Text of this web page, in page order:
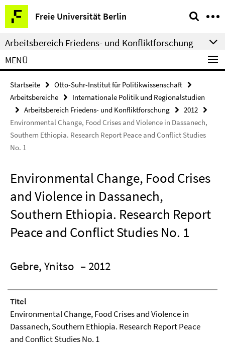
Springe
direkt
zu
Inhalt
Freie Universität Berlin
Service-
Navigation
Arbeitsbereich Friedens- und Konfliktforschung
MENÜ
Startseite
Otto-Suhr-Institut für Politikwissenschaft
Arbeitsbereiche
Internationale Politik und Regionalstudien
Arbeitsbereich Friedens- und Konfliktforschung
2012
Environmental Change, Food Crises and Violence in Dassanech,
Southern Ethiopia. Research Report Peace and Conflict Studies
No. 1
Environmental Change, Food Crises
and Violence in Dassanech,
Southern Ethiopia. Research Report
Peace and Conflict Studies No. 1
Gebre, Ynitso – 2012
Titel
Environmental Change, Food Crises and Violence in
Dassanech, Southern Ethiopia. Research Report Peace
and Conflict Studies No. 1